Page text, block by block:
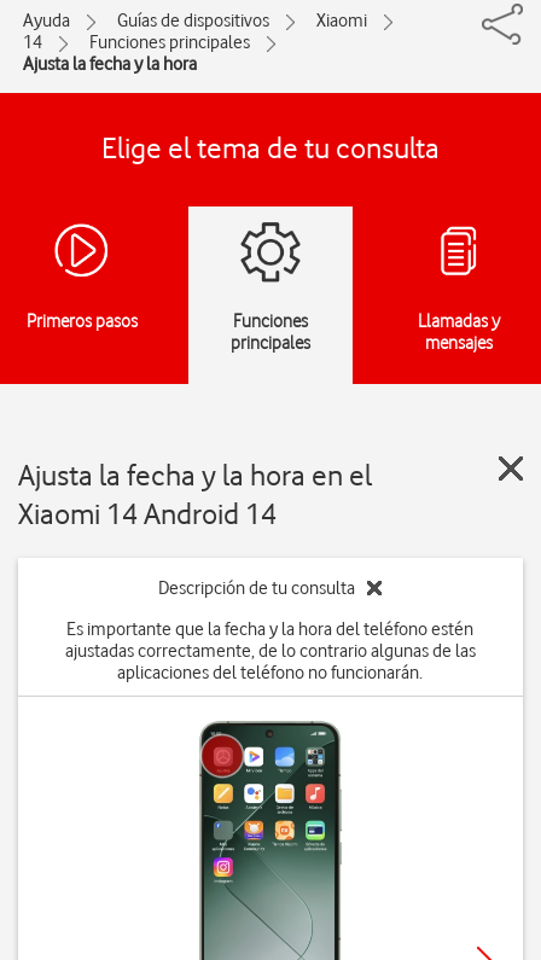
Ayuda Guías de dispositivos
Xiaomi
14
Funciones principales
Ajusta la fecha y la hora
Elige el tema de tu consulta
Primeros pasos
Funciones
principales
Llamadas y
mensajes
Ajusta la fecha y la hora en el
Xiaomi 14 Android 14
Descripción de tu consulta
Es importante que la fecha y la hora del teléfono estén
ajustadas correctamente, de lo contrario algunas de las
aplicaciones del teléfono no funcionarán.